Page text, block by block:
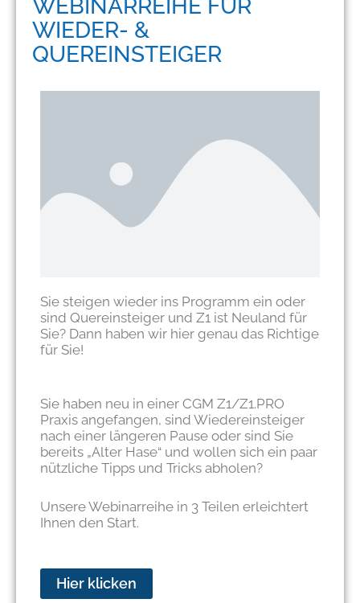
WEBINARREIHE FÜR
WIEDER- &
QUEREINSTEIGER
Sie steigen wieder ins Programm ein oder
sind Quereinsteiger und Z1 ist Neuland für
Sie? Dann haben wir hier genau das Richtige
für Sie!
Sie haben neu in einer CGM Z1/Z1.PRO
Praxis angefangen, sind Wiedereinsteiger
nach einer längeren Pause oder sind Sie
bereits „Alter Hase“ und wollen sich ein paar
nützliche Tipps und Tricks abholen?
Unsere Webinarreihe in 3 Teilen erleichtert
Ihnen den Start.
Hier klicken